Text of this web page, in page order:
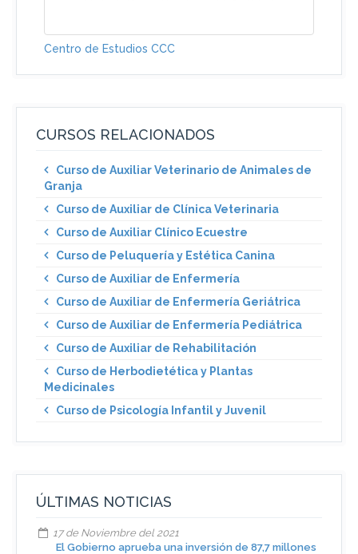
Centro de Estudios CCC
CURSOS RELACIONADOS
Curso de Auxiliar Veterinario de Animales de
Granja
Curso de Auxiliar de Clínica Veterinaria
Curso de Auxiliar Clínico Ecuestre
Curso de Peluquería y Estética Canina
Curso de Auxiliar de Enfermería
Curso de Auxiliar de Enfermería Geriátrica
Curso de Auxiliar de Enfermería Pediátrica
Curso de Auxiliar de Rehabilitación
Curso de Herbodietética y Plantas
Medicinales
Curso de Psicología Infantil y Juvenil
ÚLTIMAS NOTICIAS
17 de Noviembre del 2021
El Gobierno aprueba una inversión de 87,7 millones